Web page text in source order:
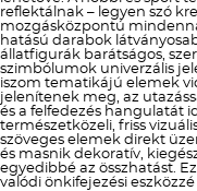
reflektálnak – legyen szó
mozgásközpontú
hatású darabok
állatfigurák barátságos,
szimbólumok univerzális
iszom tematikájú elemek
jelenítenek meg, az
és a felfedezés hangulatát
természetközeli, friss
szöveges elemek direkt
és masnik dekoratív,
egyedibbé az összhatást.
valódi önkifejezési eszközzé